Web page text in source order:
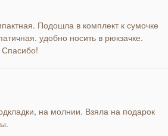
Подошла в комплект к сумочке
удобно носить в рюкзачке.
Спасибо!
на молнии. Взяла на подарок